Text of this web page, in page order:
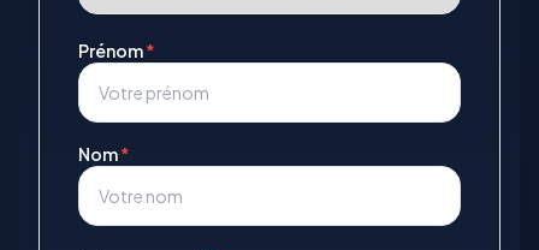
Prénom*
Nom*